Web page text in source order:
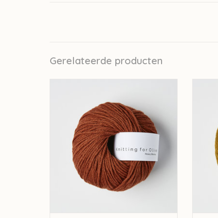
Gerelateerde producten
TOEVOEGEN AAN WINKELWAGEN